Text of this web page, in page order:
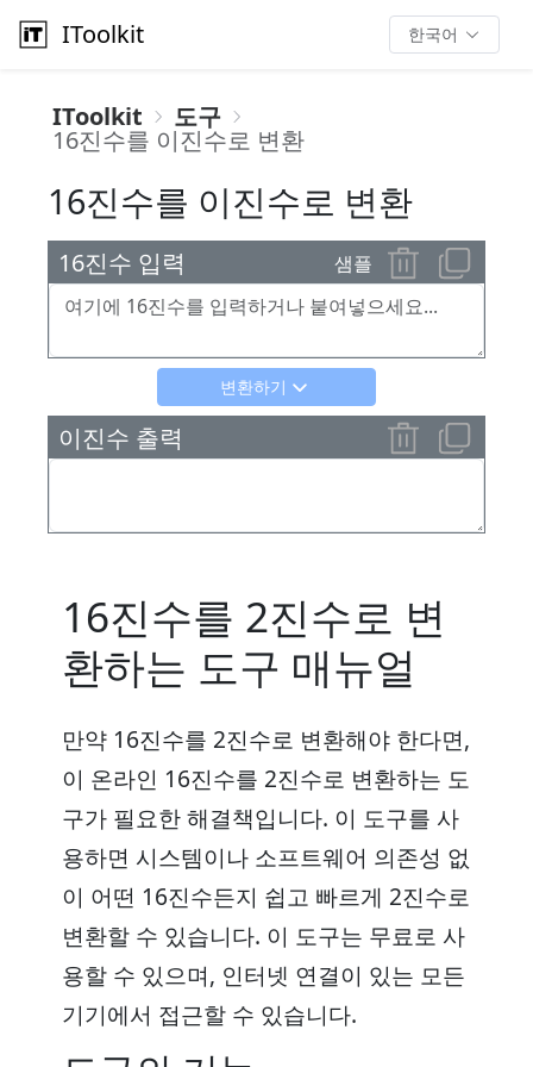
IToolkit 한국어
IToolkit 도구
16진수를 이진수로 변환
16진수를 이진수로 변환
16진수 입력 샘플
변환하기
이진수 출력
16진수를 2진수로 변
환하는 도구 매뉴얼
만약 16진수를 2진수로 변환해야 한다면,
이 온라인 16진수를 2진수로 변환하는 도
구가 필요한 해결책입니다. 이 도구를 사
용하면 시스템이나 소프트웨어 의존성 없
이 어떤 16진수든지 쉽고 빠르게 2진수로
변환할 수 있습니다. 이 도구는 무료로 사
용할 수 있으며, 인터넷 연결이 있는 모든
기기에서 접근할 수 있습니다.